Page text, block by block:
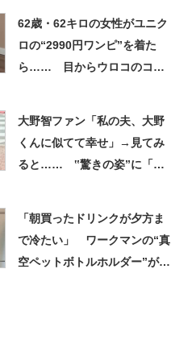
62歳・62キロの女性がユニク
ロの“2990円ワンピ”を着た
ら…… 目からウロコのコー
大野智ファン「私の夫、大野
くんに似てて幸せ」→見てみ
ると…… ‟驚きの姿”に「最
「朝買ったドリンクが夕方ま
で冷たい」 ワークマンの“真
空ペットボトルホルダー”が大